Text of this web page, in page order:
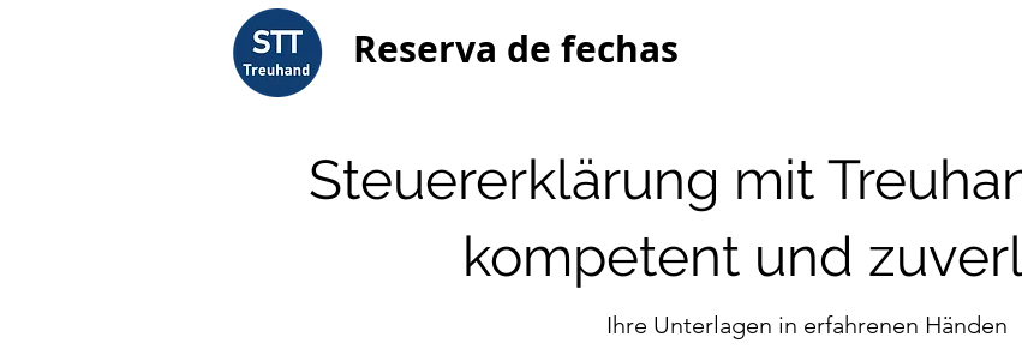
Reserva de fechas
Steuererklärung mit
kompetent und
Ihre Unterlagen in erfahrenen Händen